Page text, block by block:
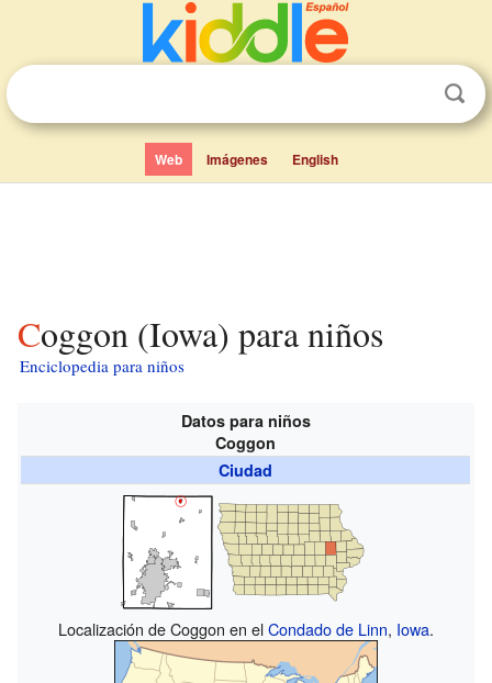
Web Imágenes English
Coggon (Iowa) para niños
Enciclopedia para niños
Datos para niños
Coggon
Ciudad
Localización de Coggon en elCondado de Linn, Iowa.